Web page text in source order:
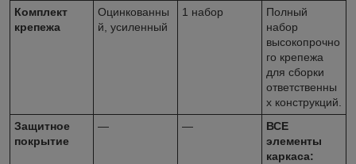
Комплект
крепежа
Оцинкованны
й, усиленный
1 набор
Полный
набор
высокопрочно
го крепежа
для сборки
ответственны
х конструкций.
Защитное
покрытие
— —
ВСЕ
элементы
каркаса: